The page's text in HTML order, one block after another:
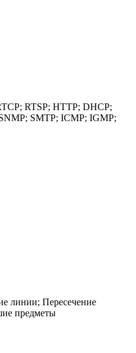
RTSP; HTTP; DHCP;
SMTP; ICMP; IGMP;
линии; Пересечение
предметы